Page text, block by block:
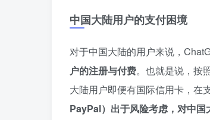
中国大陆用户的支付困境
对于中国大陆的用户来说，
户的注册与付费。也就是说，按
大陆用户即便有国际信用卡，在
PayPal）出于风险考虑，对中